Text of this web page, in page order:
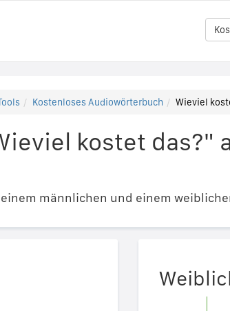
Kostenloses Audiowörterbuch Wieviel
kostet das?"
männlichen und einem